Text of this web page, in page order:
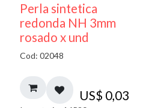
Perla sintetica
redonda NH 3mm
rosado x und
Cod: 02048
US$ 0,03